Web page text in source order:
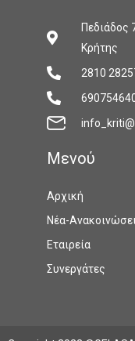
Πεδιάδος
Κρήτης
2810
Mενού
Αρχική
Νέα-
Εταιρεία
Συνεργάτες